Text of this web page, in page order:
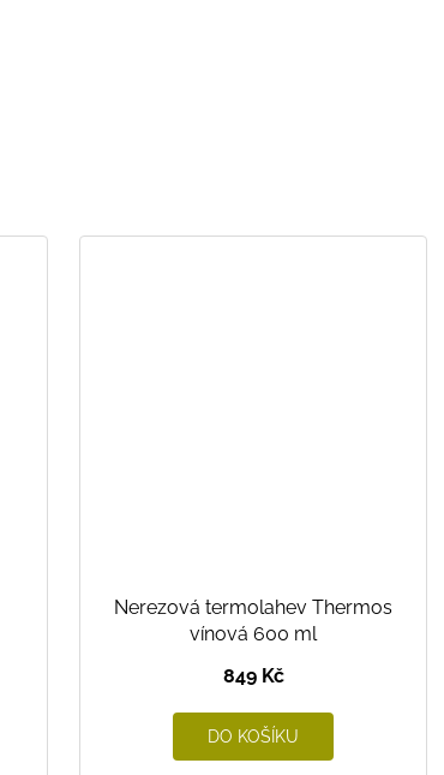
Nerezová termolahev Thermos
vínová 600 ml
849 Kč
DO KOŠÍKU